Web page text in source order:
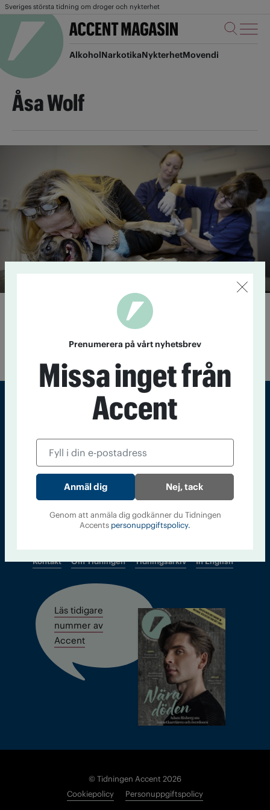
Sveriges största tidning om droger och nykterhet
AlkoholNarkotikaNykterhetMovendi
Åsa Wolf
Här får hemlösas hundar vård
På Anicura veterinärmottagning på Gärdet i
Stockholm får hemlösas djur möjlighet till gratis vård under
två dagar om året. På Alla hjärtans dag är det dags igen.
Tidningen Accent, A4, Bondegatan 21, 116 33 Stockholm
accent@iogt.se
Chefredaktör och ansvarig utgivare: Barbro Janson Lundkvist,
barbro@a4.se.
Kontakt Om Tidningen Tidningsarkiv In English
Läs tidigare
nummer av
Accent
© Tidningen Accent 2026
Cookiepolicy
Personuppgiftspolicy
Prenumerera på vårt nyhetsbrev
Missa inget från
Accent
Nej, tack
Genom att anmäla dig godkänner du Tidningen
Accents personuppgiftspolicy.